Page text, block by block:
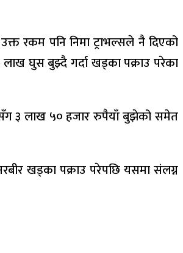
रकम पनि निमा ट्राभल्सले नै दिएको
लाख घुस बुझ्दै गर्दा खड्का पक्राउ परेका
३ लाख ५० हजार रुपैयाँ बुझेको समेत
खड्का पक्राउ परेपछि यसमा संलग्न